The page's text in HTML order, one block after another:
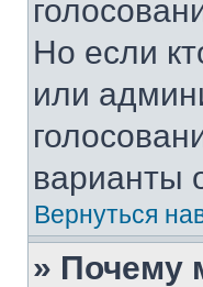
Но если
или
варианты
Вернуться
» Почему